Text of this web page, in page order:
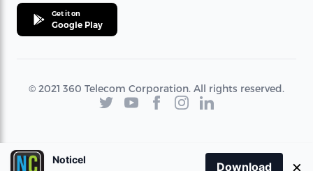
Get it on
Google Play
© 2021 360 Telecom Corporation. All rights reserved.
Noticel
Download ×